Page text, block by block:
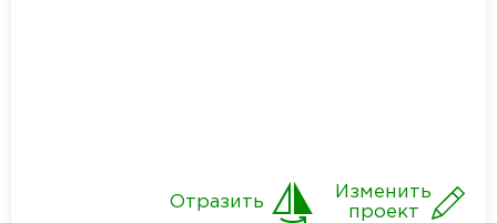
Изменить
проект
Отразить